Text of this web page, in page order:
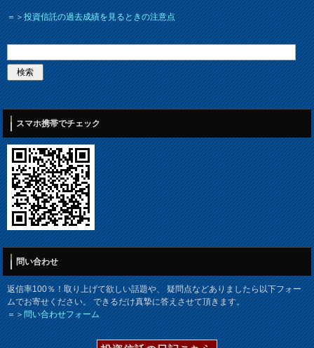
＝＞投資信託の過去成績を見るときの注意点
スマホ携帯でチェック
問い合わせ
返信率100％！取り上げて欲しい話題や、 疑問点などありましたら以下フォー
ムでお寄せください。 できるだけ真摯に答えさせて頂きます。
＝＞問い合わせフォーム